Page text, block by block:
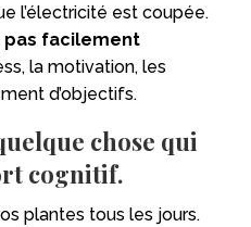
l’électricité est coupée.
pas facilement
la motivation, les
d’objectifs.
chose qui
cognitif.
plantes tous les jours.